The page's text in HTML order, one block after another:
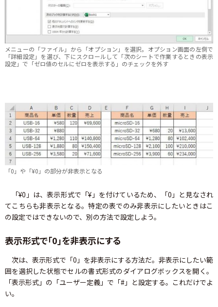
メニューの「ファイル」から「オプション」を選択。オプション画面の左側で
「詳細設定」を選び、下にスクロールして「次のシートで作業するときの表示
設定」で「ゼロ値のセルにゼロを表示する」のチェックを外す
「0」や「¥0」の部分が非表示となる
「¥0」は、表示形式で「¥」を付けているため、「0」と見なされ
てこちらも非表示となる。特定の表でのみ非表示にしたいときはこ
の設定ではできないので、別の方法で設定しよう。
表示形式で「0」を非表示にする
次は、表示形式で「0」を非表示にする方法だ。非表示にしたい範
囲を選択した状態でセルの書式形式のダイアログボックスを開く。
「表示形式」の「ユーザー定義」で「#」と設定する。これだけでよ
い。